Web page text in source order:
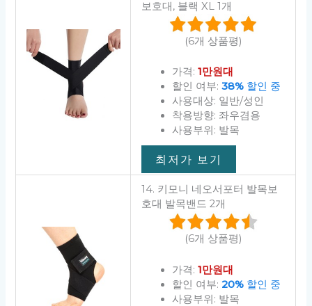
보호대, 블랙 XL 1개
(6개 상품평)
가격: 1만원대
할인 여부: 38%할인 중
사용대상: 일반/성인
착용방향: 좌우겸용
사용부위: 발목
최저가 보기
14. 키모니 네오서포터 발목보
호대 발목밴드 2개
(6개 상품평)
가격: 1만원대
할인 여부: 20%할인 중
사용부위: 발목